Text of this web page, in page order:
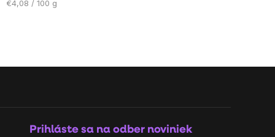
Jednotková
€4,08 / 100 g
Prihláste sa na odber noviniek